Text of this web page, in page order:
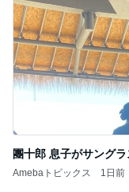
團十郎 息子がサング
Amebaトピックス 1日前